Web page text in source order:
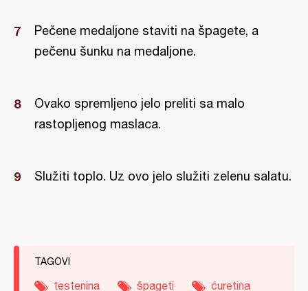
Pečene medaljone staviti na špagete, a
pečenu šunku na medaljone.
Ovako spremljeno jelo preliti sa malo
rastopljenog maslaca.
Služiti toplo. Uz ovo jelo služiti zelenu salatu.
TAGOVI
testenina špageti
ćuretina